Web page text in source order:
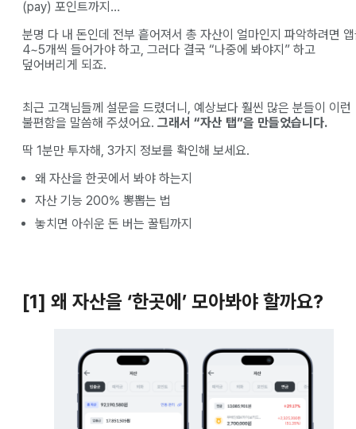
(pay) 포인트까지…
분명 다 내 돈인데 전부 흩어져서 총 자산이 얼마인지 파악하려면
4~5개씩 들어가야 하고, 그러다 결국 “나중에 봐야지” 하고
덮어버리게 되죠.
최근 고객님들께 설문을 드렸더니, 예상보다 훨씬 많은 분들이 이런
불편함을 말씀해 주셨어요. 그래서 “자산 탭”을 만들었습니다.
딱 1분만 투자해, 3가지 정보를 확인해 보세요.
왜 자산을 한곳에서 봐야 하는지
자산 기능 200% 뽕뽑는 법
놓치면 아쉬운 돈 버는 꿀팁까지
[1] 왜 자산을 ‘한곳에’ 모아봐야 할까요?